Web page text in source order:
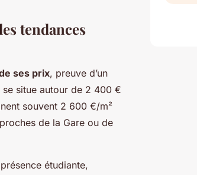
tendances
ses prix, preuve d’un
se situe autour de 2 400 €
souvent 2 600 €/m²
de la Gare ou de
étudiante,